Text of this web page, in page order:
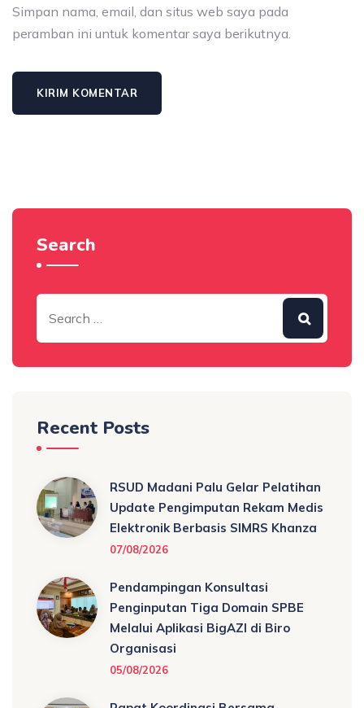
Simpan nama, email, dan situs web saya pada
peramban ini untuk komentar saya berikutnya.
Search
Recent Posts
RSUD Madani Palu Gelar Pelatihan
Update Pengimputan Rekam Medis
Elektronik Berbasis SIMRS Khanza
07/08/2026
Pendampingan Konsultasi
Penginputan Tiga Domain SPBE
Melalui Aplikasi BigAZI di Biro
Organisasi
05/08/2026